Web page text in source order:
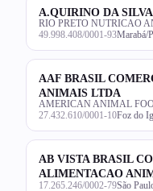
A.QUIRINO DA
RIO PRETO NUTRICAO
49.998.408/0001-93Marabá/
AAF BRASIL
ANIMAIS LTDA
AMERICAN ANIMAL
27.432.610/0001-10Foz do
AB VISTA BRASIL
ALIMENTACAO
17.265.246/0002-79São